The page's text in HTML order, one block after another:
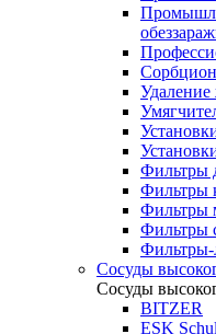
Удаление
Фильтры
Фильтры
Фильтры
Фильтры
Фильтры-
Сосуды
Сосуды
BITZER
ESK